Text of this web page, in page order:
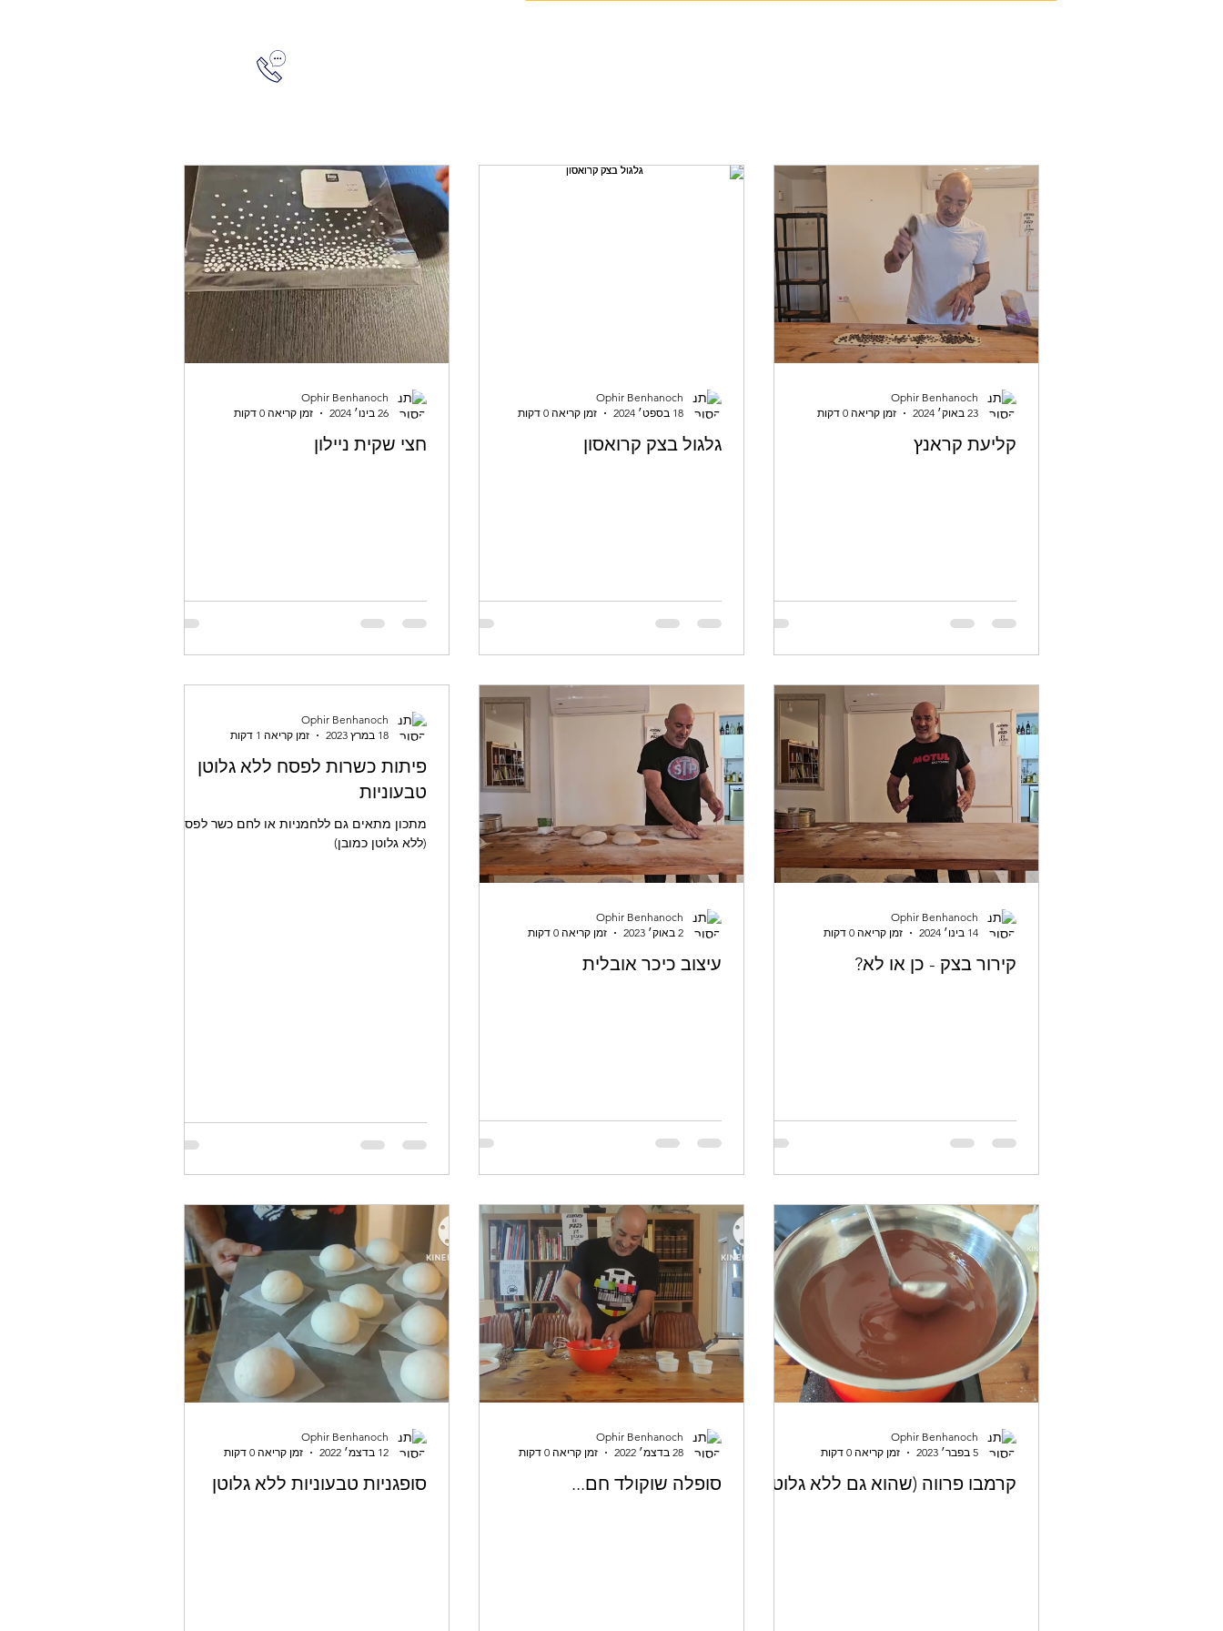
קליעת קראנץ
Ophir Benhanoch
23 באוק׳ 2024
זמן קריאה 0 דקות
גלגול בצק קרואסון
Ophir Benhanoch
18 בספט׳ 2024
זמן קריאה 0 דקות
חצי שקית ניילון
Ophir Benhanoch
26 בינו׳ 2024
זמן קריאה 0 דקות
קירור בצק - כן או לא?
Ophir Benhanoch
14 בינו׳ 2024
זמן קריאה 0 דקות
עיצוב כיכר אובלית
Ophir Benhanoch
2 באוק׳ 2023
זמן קריאה 0 דקות
פיתות כשרות לפסח ללא גלוטן
טבעוניות
מתכון מתאים גם ללחמניות או לחם כשר לפסח
(ללא גלוטן כמובן)
Ophir Benhanoch
18 במרץ 2023
זמן קריאה 1 דקות
קרמבו פרווה (שהוא גם ללא גלוטן)
Ophir Benhanoch
5 בפבר׳ 2023
זמן קריאה 0 דקות
סופלה שוקולד חם...
Ophir Benhanoch
28 בדצמ׳ 2022
זמן קריאה 0 דקות
סופגניות טבעוניות ללא גלוטן
Ophir Benhanoch
12 בדצמ׳ 2022
זמן קריאה 0 דקות